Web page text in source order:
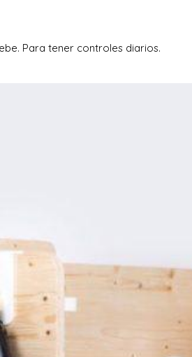
Para tener controles diarios.